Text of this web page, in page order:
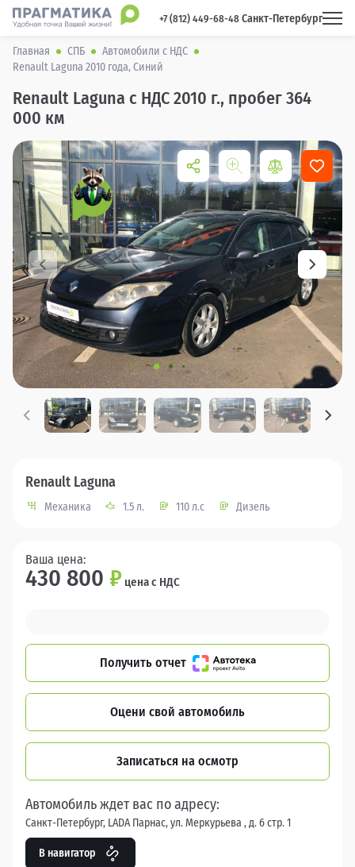
+7 (812) 449-68-48 Санкт-Петербург
Главная СПБ
Автомобили с НДС
Renault Laguna 2010 года, Синий
Renault Laguna с НДС 2010 г., пробег 364
000 км
Renault Laguna
Механика 1.5 л. 110 л.с Дизель
Ваша цена:
430 800 ₽ цена с НДС
Получить отчет
Оцени свой автомобиль
Записаться на осмотр
Автомобиль ждет вас по адресу:
Санкт-Петербург, LADA Парнас, ул. Меркурьева , д. 6 стр. 1
В навигатор